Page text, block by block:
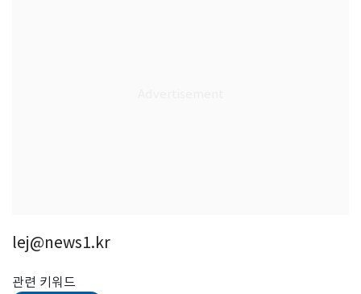
lej@news1.kr
관련 키워드